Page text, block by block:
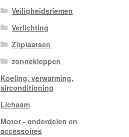
Veiligheidsriemen
Verlichting
Zitplaatsen
zonnekleppen
Koeling, verwarming,
airconditioning
Lichaam
Motor - onderdelen en
accessoires